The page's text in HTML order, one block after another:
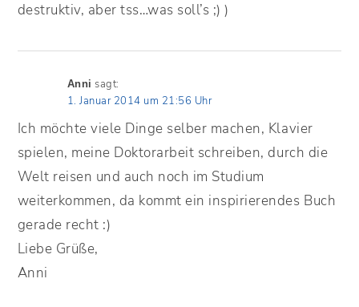
destruktiv, aber tss…was soll’s ;) )
Anni sagt:
1. Januar 2014 um 21:56 Uhr
Ich möchte viele Dinge selber machen, Klavier
spielen, meine Doktorarbeit schreiben, durch die
Welt reisen und auch noch im Studium
weiterkommen, da kommt ein inspirierendes Buch
gerade recht :)
Liebe Grüße,
Anni